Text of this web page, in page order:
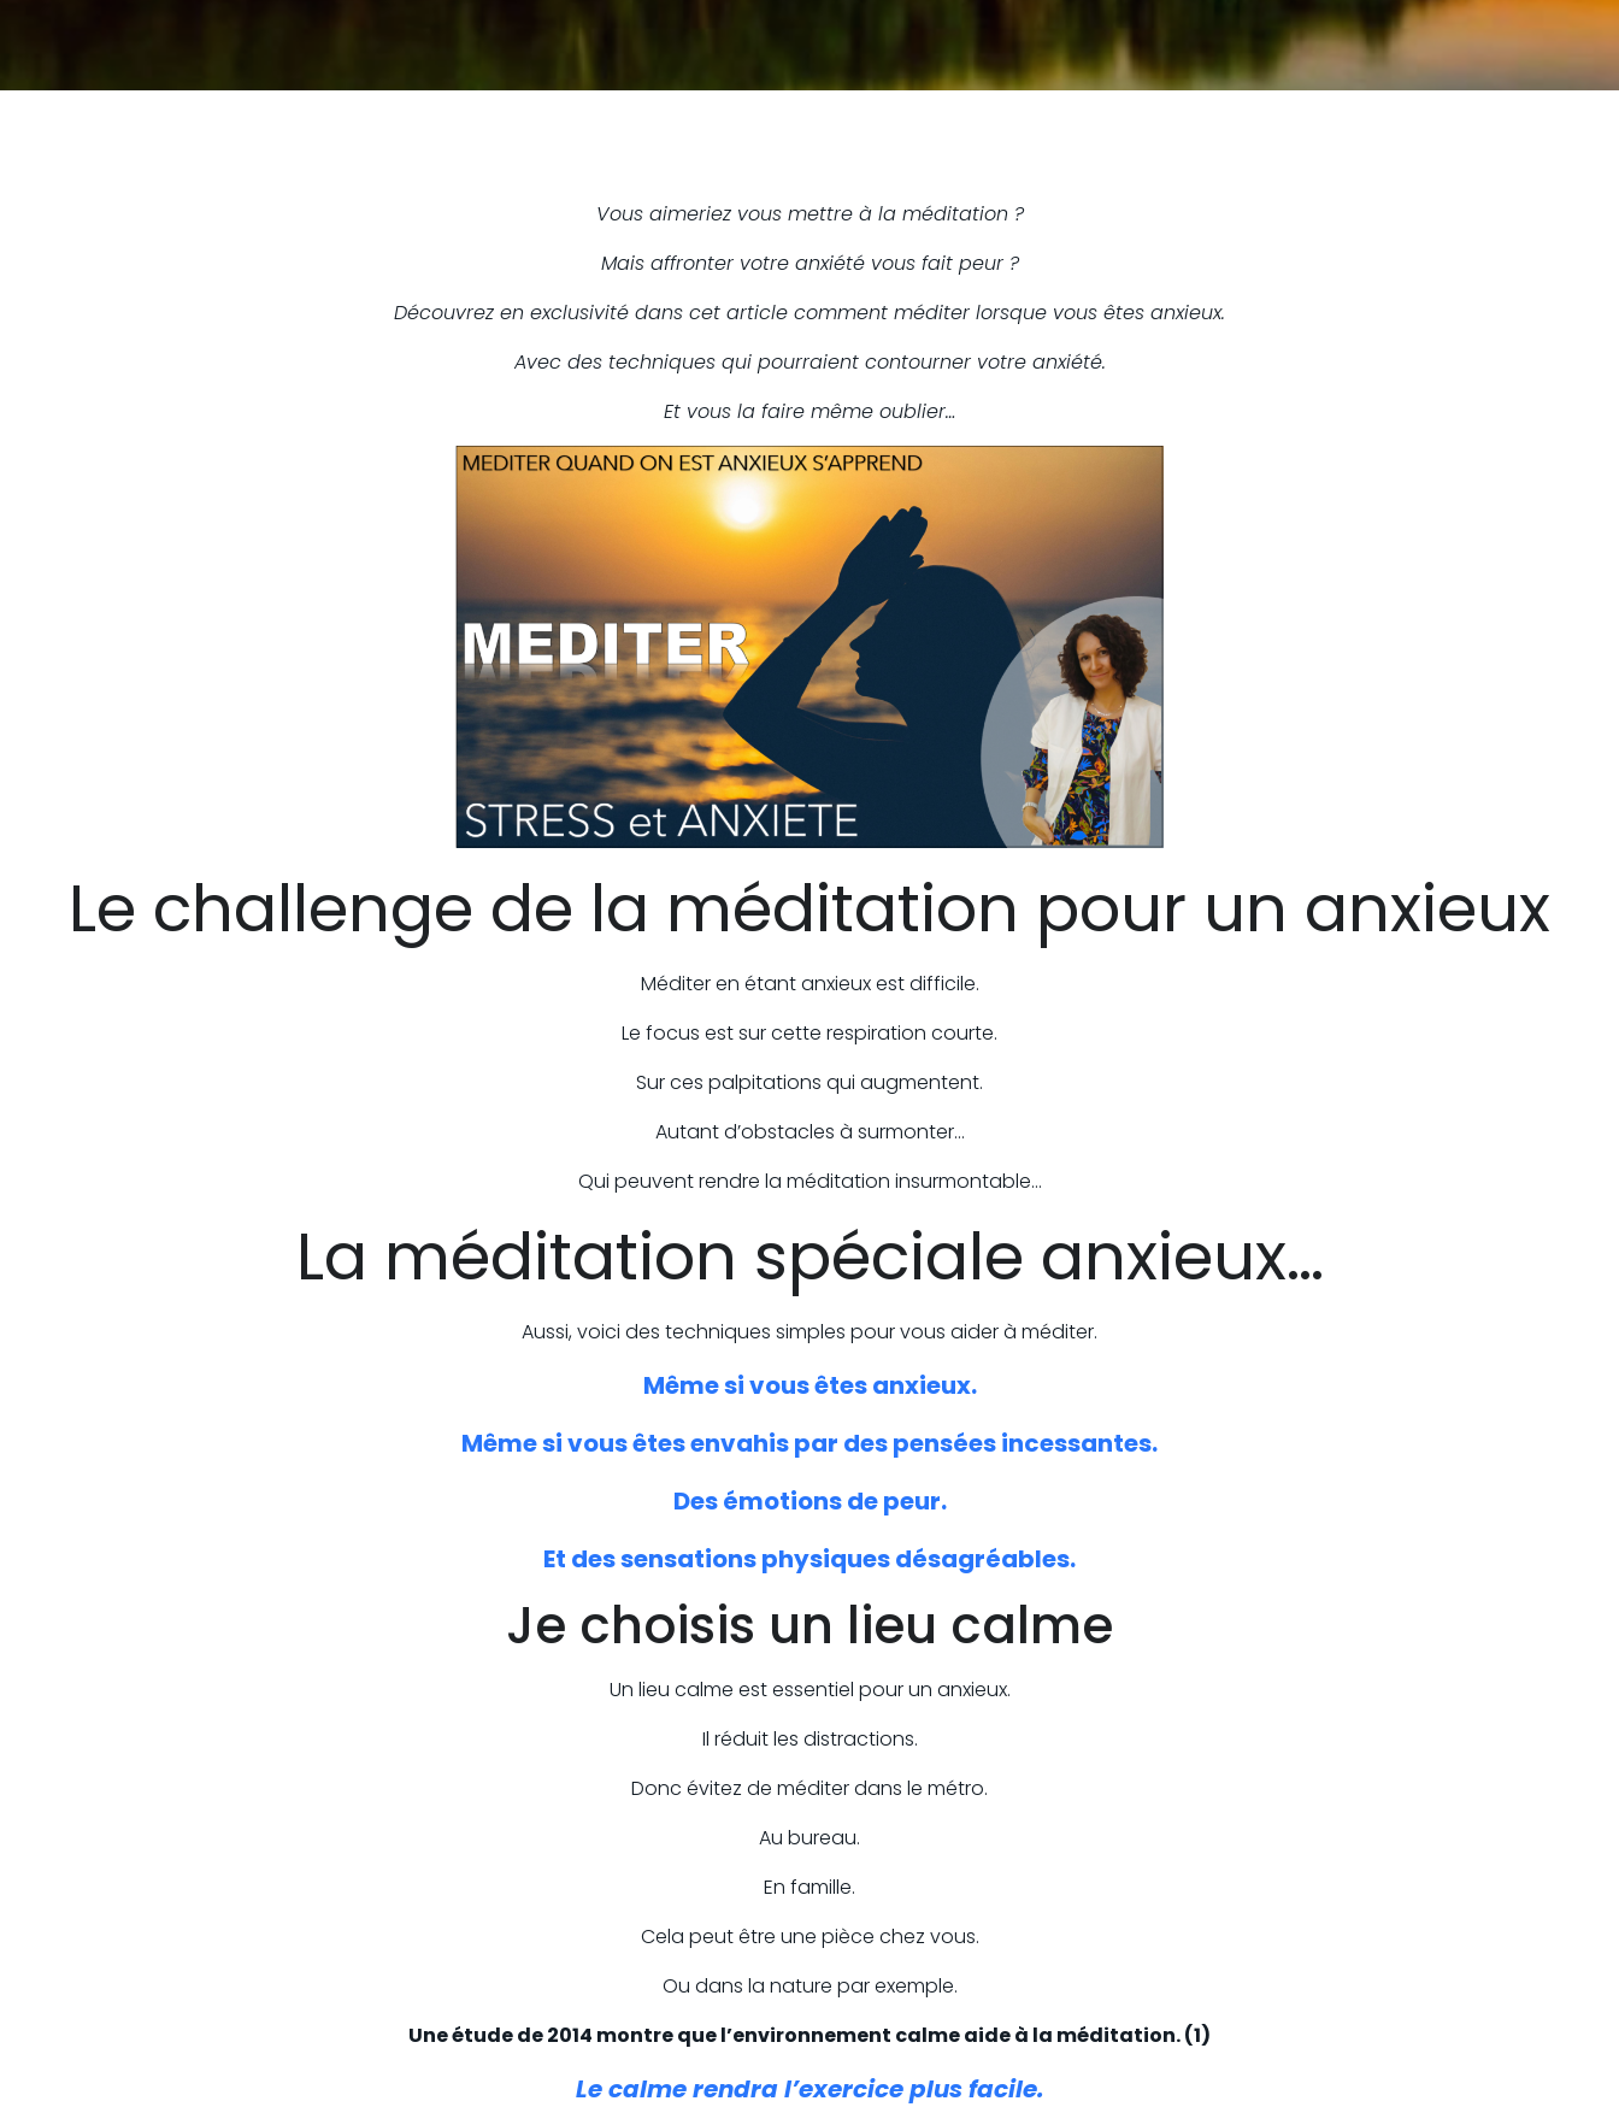
Vous aimeriez vous mettre à la méditation ?
Mais affronter votre anxiété vous fait peur ?
Découvrez en exclusivité dans cet article comment méditer lorsque vous êtes anxieux.
Avec des techniques qui pourraient contourner votre anxiété.
Et vous la faire même oublier…
Le challenge de la méditation pour un anxieux
Méditer en étant anxieux est difficile.
Le focus est sur cette respiration courte.
Sur ces palpitations qui augmentent.
Autant d’obstacles à surmonter…
Qui peuvent rendre la méditation insurmontable…
La méditation spéciale anxieux…
Aussi, voici des techniques simples pour vous aider à méditer.
Même si vous êtes anxieux.
Même si vous êtes envahis par des pensées incessantes.
Des émotions de peur.
Et des sensations physiques désagréables.
Je choisis un lieu calme
Un lieu calme est essentiel pour un anxieux.
Il réduit les distractions.
Donc évitez de méditer dans le métro.
Au bureau.
En famille.
Cela peut être une pièce chez vous.
Ou dans la nature par exemple.
Une étude de 2014 montre que l’environnement calme aide à la méditation. (1)
Le calme rendra l’exercice plus facile.